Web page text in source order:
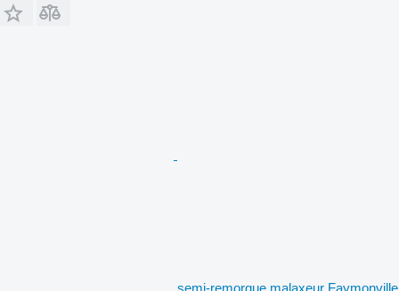
semi-remorque malaxeur Faymonville